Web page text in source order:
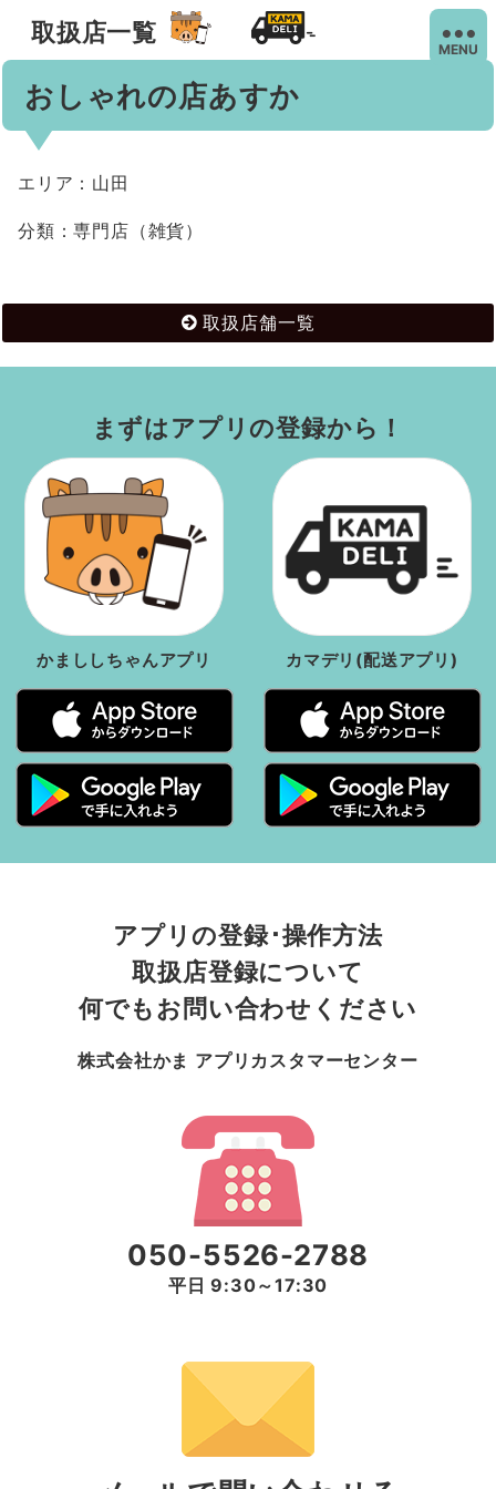
取扱店一覧
MENU
おしゃれの店あすか
エリア：山田
分類：専門店（雑貨）
取扱店舗一覧
まずはアプリの登録から！
かまししちゃんアプリ カマデリ(配送アプリ)
アプリの登録･操作方法
取扱店登録について
何でもお問い合わせください
株式会社かま アプリカスタマーセンター
050-5526-2788
平日 9:30～17:30